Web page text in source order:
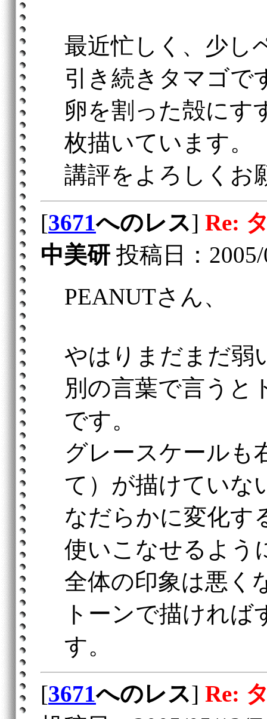
最近忙しく、少し
引き続きタマゴで
卵を割った殻にす
枚描いています。
講評をよろしくお
[3671へのレス] Re:
中美研 投稿日：
PEANUTさん、
やはりまだまだ弱
別の言葉で言うと
です。
グレースケールも
て）が描けていな
なだらかに変化す
使いこなせるよう
全体の印象は悪く
トーンで描けれ
す。
[3671へのレス] Re: